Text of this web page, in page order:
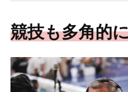
競技も多角的